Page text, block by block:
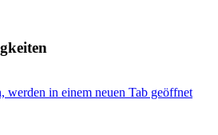
werden in einem neuen Tab geöffnet